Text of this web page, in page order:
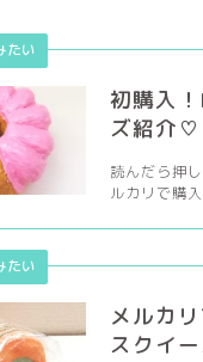
初購入
ズ紹介♡
読んだら押
ルカリで購
メルカ
スクイ